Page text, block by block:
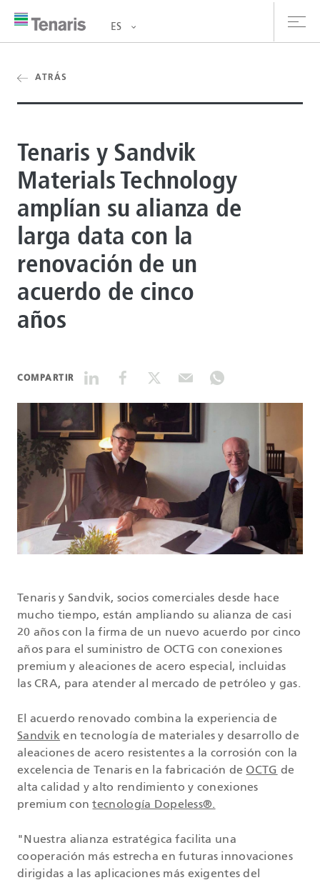
y Servicios
de prensa
SEARCH
ES
ATRÁS
Tenaris y Sandvik
Materials Technology
amplían su alianza de
larga data con la
renovación de un
acuerdo de cinco
años
COMPARTIR
Tenaris y Sandvik, socios comerciales desde hace
mucho tiempo, están ampliando su alianza de casi
20 años con la firma de un nuevo acuerdo por cinco
años para el suministro de OCTG con conexiones
premium y aleaciones de acero especial, incluidas
las CRA, para atender al mercado de petróleo y gas.
El acuerdo renovado combina la experiencia de
Sandvik en tecnología de materiales y desarrollo de
aleaciones de acero resistentes a la corrosión con la
excelencia de Tenaris en la fabricación de OCTG de
alta calidad y alto rendimiento y conexiones
premium contecnología Dopeless®.
"Nuestra alianza estratégica facilita una
cooperación más estrecha en futuras innovaciones
dirigidas a las aplicaciones más exigentes del